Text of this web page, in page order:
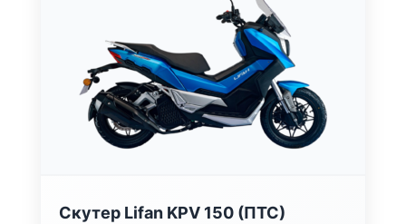
Скутер Lifan KPV 150 (ПТС)